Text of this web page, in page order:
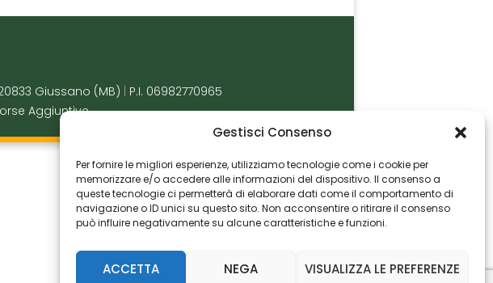
Gestisci Consenso
Per fornire le migliori esperienze, utilizziamo tecnologie come i cookie per
memorizzare e/o accedere alle informazioni del dispositivo. Il consenso a
queste tecnologie ci permetterà di elaborare dati come il comportamento di
navigazione o ID unici su questo sito. Non acconsentire o ritirare il consenso
può influire negativamente su alcune caratteristiche e funzioni.
ACCETTA NEGA VISUALIZZA LE PREFERENZE
Giussano (MB)
P.I. 06982770965
Aggiuntive